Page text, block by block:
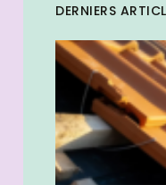
DERNIERS